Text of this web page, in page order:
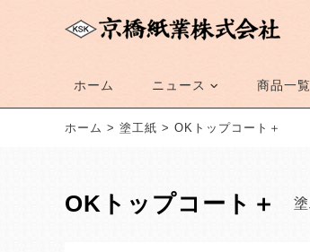
ホーム ニュース 商品一覧
ホーム > 塗工紙 > OKトップコート＋
OKトップコート＋